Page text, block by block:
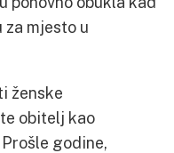
mjesto u
ženske
obitelj kao
godine,